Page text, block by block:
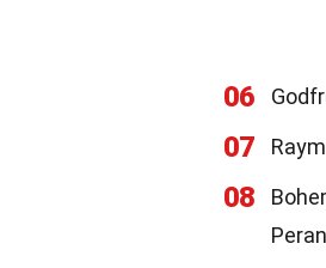
06
07
08